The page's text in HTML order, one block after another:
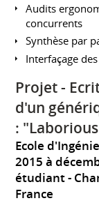
Audits
concurrents
Synthèse par
Interfaçage
Projet -
d'un
:
Ecole
2015 à
étudiant
France